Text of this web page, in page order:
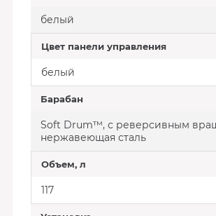
белый
Цвет панели управления
белый
Барабан
Soft Drum™, с реверсивным
нержавеющая сталь
Объем, л
117